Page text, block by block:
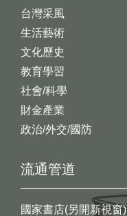
台灣采風
生活藝術
文化歷史
教育學習
社會/科學
財金產業
政治/外交/國防
流通管道
國家書店(另開新視窗)